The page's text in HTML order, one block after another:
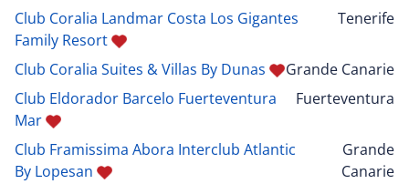
Club Coralia Landmar Costa Los Gigantes
Family Resort
Tenerife
Club Coralia Suites & Villas By Dunas
Grande Canarie
Club Eldorador Barcelo Fuerteventura
Mar
Fuerteventura
Club Framissima Abora Interclub Atlantic
By Lopesan
Grande
Canarie